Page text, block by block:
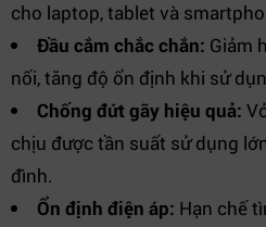
cho laptop, tablet và
Đầu cắm chắc chắn: Giảm
nối, tăng độ ổn định khi sử
Chống đứt gãy hiệu quả:
chịu được tần suất sử dụng
đình.
Ổn định điện áp: Hạn chế